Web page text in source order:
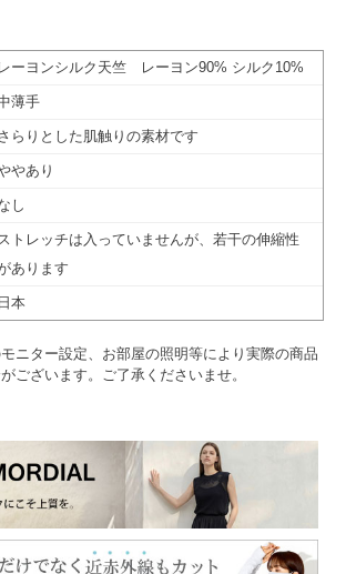
レーヨンシルク天竺 レーヨン90% シルク10%
薄手
らりとした肌触りの素材です
やあり
し
トレッチは入っていませんが、若干の伸縮性
あります
日本
ニター設定、お部屋の照明等により実際の商品
ございます。ご了承くださいませ。